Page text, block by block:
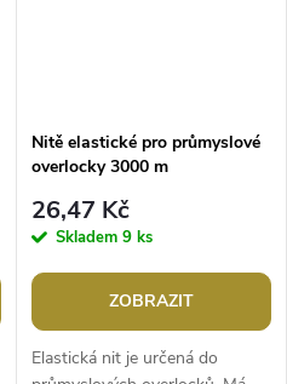
Nitě elastické pro průmyslové
overlocky 3000 m
26,47 Kč
Skladem 9 ks
ZOBRAZIT
Elastická nit je určená do